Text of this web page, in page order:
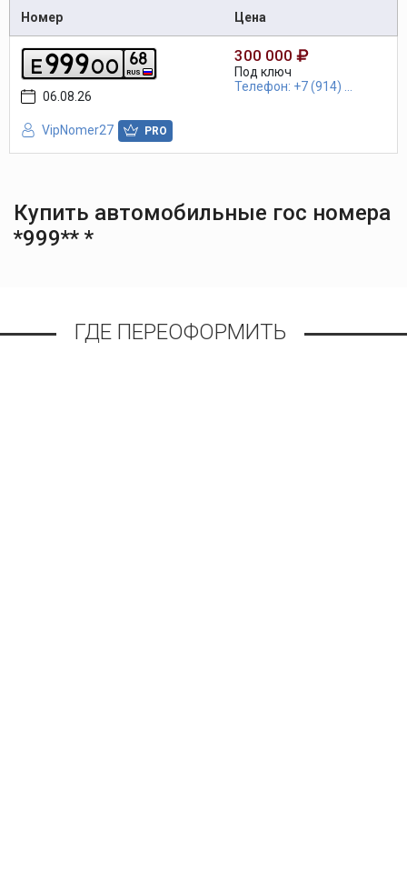
Номер Цена
e999oo RUS
68
06.08.26
VipNomer27 PRO
300 000
Под ключ
Телефон: +7 (914) ...
Купить автомобильные гос номера
*999** *
ГДЕ ПЕРЕОФОРМИТЬ